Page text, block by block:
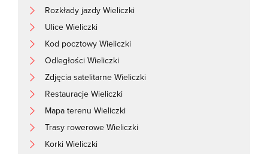
Rozkłady jazdy Wieliczki
Ulice Wieliczki
Kod pocztowy Wieliczki
Odległości Wieliczki
Zdjęcia satelitarne Wieliczki
Restauracje Wieliczki
Mapa terenu Wieliczki
Trasy rowerowe Wieliczki
Korki Wieliczki